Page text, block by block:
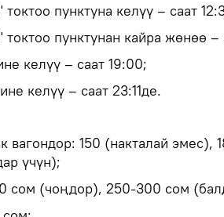
пунктуна келүү – саат
пунктунан кайра жөнөө –
келүү – саат 19:00;
келүү – саат 23:11де.
вагондор: 150 (накталай эмес),
үчүн);
сом (чоңдор), 250-300 сом